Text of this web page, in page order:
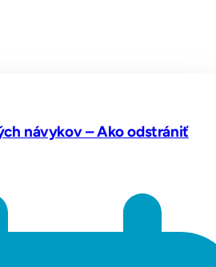
návykov – Ako odstrániť